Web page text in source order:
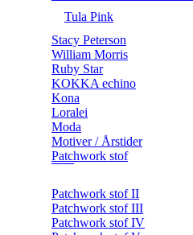
Tula Pink
Stacy Peterson
William Morris
Ruby Star
KOKKA echino
Kona
Loralei
Moda
Motiver / Årstider
Patchwork stof
Patchwork stof II
Patchwork stof III
Patchwork stof IV